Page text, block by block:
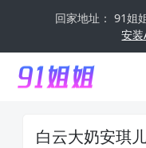
回家地址： 91姐
安
白云大奶安琪